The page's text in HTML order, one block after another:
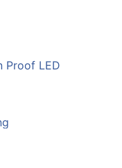
Proof LED